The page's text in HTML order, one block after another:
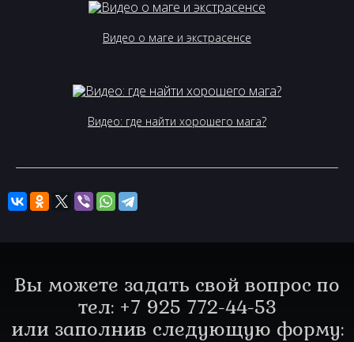
Видео о маге и экстрасенсе
Видео: где найти хорошего мага?
Вы можете задать свой вопрос по
тел: +7 925 772-44-53
или заполнив следующую форму: